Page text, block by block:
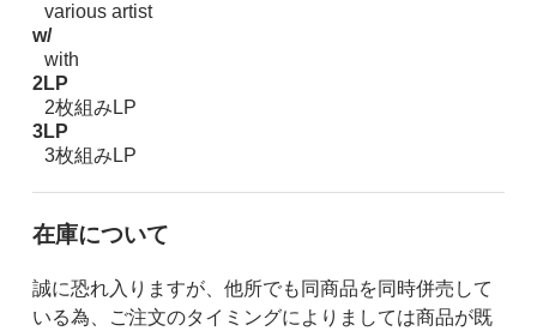
various artist
w/
with
2LP
2枚組みLP
3LP
3枚組みLP
在庫について
誠に恐れ入りますが、他所でも同商品を同時併売して
いる為、ご注文のタイミングによりましては商品が既